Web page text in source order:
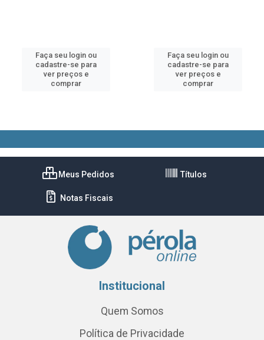
Faça seu login ou
cadastre-se para
ver preços e
comprar
Faça seu login ou
cadastre-se para
ver preços e
comprar
Meus Pedidos Títulos
Notas Fiscais
Institucional
Quem Somos
Política de Privacidade